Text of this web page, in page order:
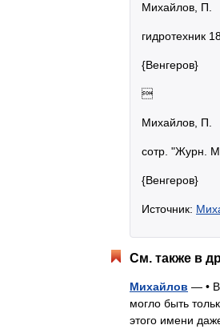
Михайлов, П.
гидротехник
{Венгеров}

Михайлов, П.
сотр. "Журн.
{Венгеров}
Источник:
См. также в
Михайлов — •
могло быть
этого имени